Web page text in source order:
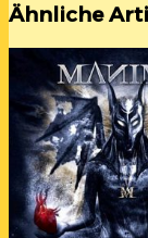
Ähnliche